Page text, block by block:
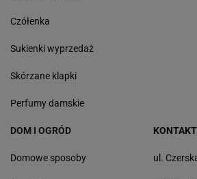
Czółenka
Sukienki wyprzedaż
Skórzane klapki
Perfumy damskie
DOM I OGRÓD
Domowe sposoby
KONTAKT
ul.